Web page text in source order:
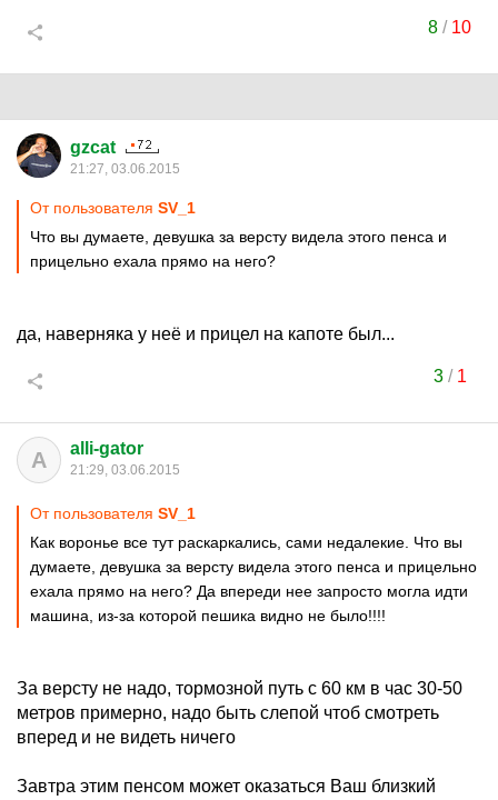
8 / 10
gzcat
21:27, 03.06.2015
От пользователя SV_1
Что вы думаете, девушка за версту видела этого пенса и
прицельно ехала прямо на него?
да, наверняка у неё и прицел на капоте был...
3/ 1
A alli-gator
21:29, 03.06.2015
От пользователя SV_1
Как воронье все тут раскаркались, сами недалекие. Что вы
думаете, девушка за версту видела этого пенса и прицельно
ехала прямо на него? Да впереди нее запросто могла идти
машина, из-за которой пешика видно не было!!!!
За версту не надо, тормозной путь с 60 км в час 30-50
метров примерно, надо быть слепой чтоб смотреть
вперед и не видеть ничего
Завтра этим пенсом может оказаться Ваш близкий